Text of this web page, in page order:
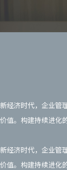
新经济时代，企业管
价值。构建持续进化
新经济时代，企业管
价值。构建持续进化